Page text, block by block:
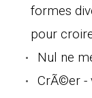
formes
pour
Nul ne
CrÃ©er -